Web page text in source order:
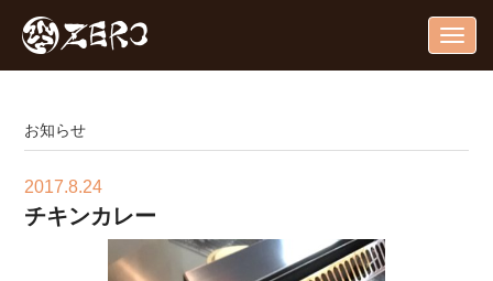
お知らせ
2017.8.24
チキンカレー